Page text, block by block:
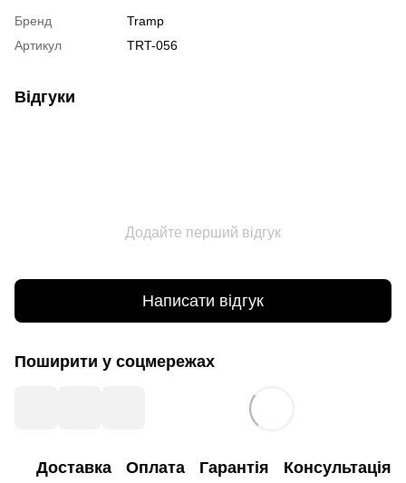
Бренд
Tramp
Артикул
TRT-056
Відгуки
Додайте перший відгук
Написати відгук
Поширити у соцмережах
Доставка Оплата Гарантія Консультація